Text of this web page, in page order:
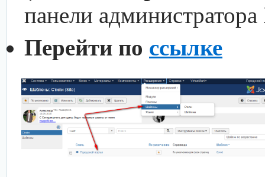
панели
Перейти по ссылке